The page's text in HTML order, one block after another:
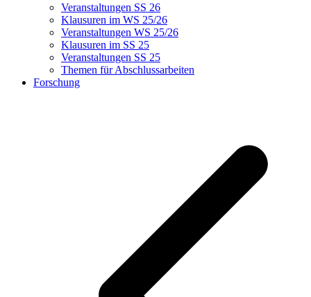
Veranstaltungen SS 26
Klausuren im WS 25/26
Veranstaltungen WS 25/26
Klausuren im SS 25
Veranstaltungen SS 25
Themen für Abschlussarbeiten
Forschung